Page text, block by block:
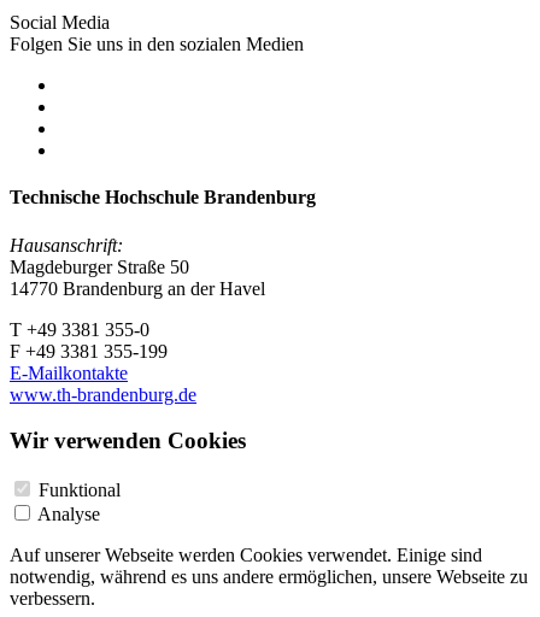
Social Media
Folgen Sie uns in den sozialen Medien
Technische Hochschule Brandenburg
Hausanschrift:
Magdeburger Straße 50
14770 Brandenburg an der Havel
T +49 3381 355-0
F +49 3381 355-199
E-Mailkontakte
www.th-brandenburg.de
Wir verwenden Cookies
Funktional
Analyse
Auf unserer Webseite werden Cookies verwendet. Einige sind
notwendig, während es uns andere ermöglichen, unsere Webseite zu
verbessern.